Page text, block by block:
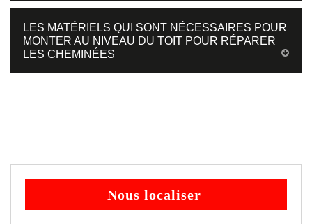
LES MATÉRIELS QUI SONT NÉCESSAIRES POUR
MONTER AU NIVEAU DU TOIT POUR RÉPARER
LES CHEMINÉES
Nous localiser